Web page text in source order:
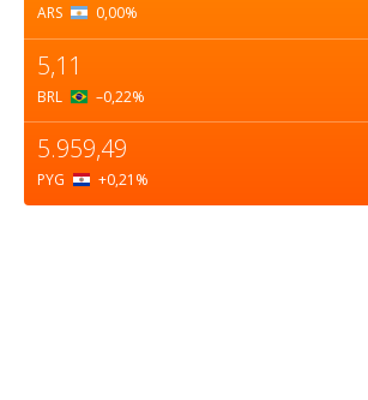
ARS 0,00%
5,11
BRL –0,22%
5.959,49
PYG +0,21 %